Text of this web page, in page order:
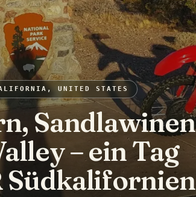
UNITED STATES
Sandlawinen
– ein Tag
Südkalifornien